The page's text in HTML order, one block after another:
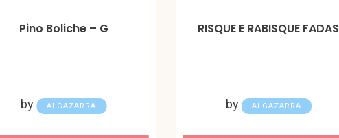
Pino Boliche – G
by ALGAZARRA
RISQUE E RABISQUE FADAS
by ALGAZARRA